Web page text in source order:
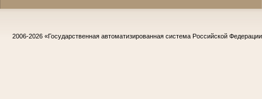
2006-2026 «Государственная автоматизированная система Российской